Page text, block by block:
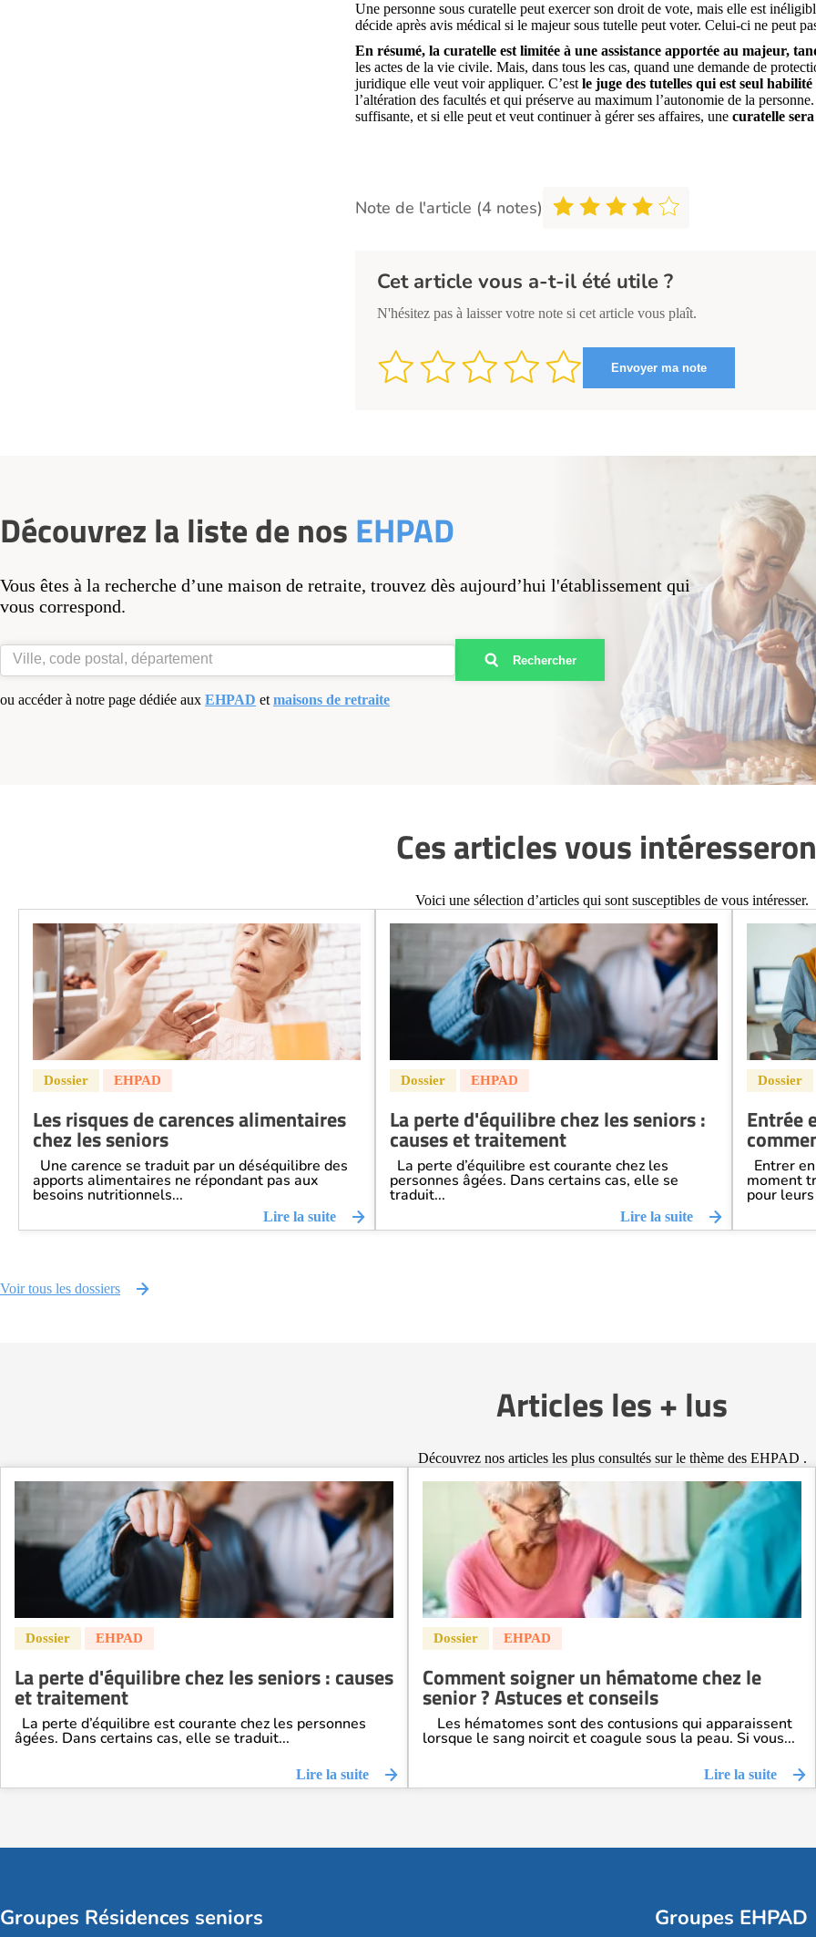
Une personne sous curatelle peut exercer son droit de vote, mais elle est
décide après avis médical si le majeur sous tutelle peut voter. Celui-ci ne peut
En résumé, la curatelle est limitée à une assistance apportée au majeur,
les actes de la vie civile. Mais, dans tous les cas, quand une demande de
juridique elle veut voir appliquer. C’est le juge des tutelles qui est seul
l’altération des facultés et qui préserve au maximum l’autonomie de la personne.
suffisante, et si elle peut et veut continuer à gérer ses affaires, une curatelle
Note de l'article (4 notes)
Cet article vous a-t-il été utile ?
N'hésitez pas à laisser votre note si cet article vous plaît.
Découvrez la liste de nos EHPAD
Vous êtes à la recherche d’une maison de retraite, trouvez dès aujourd’hui l'établissement qui
vous correspond.
Rechercher
ou accéder à notre page dédiée aux EHPAD et maisons de retraite
Ces articles vous
Voici une sélection d’articles qui sont susceptibles de vous intéresser.
Les risques de carences alimentaires
chez les seniors
Une carence se traduit par un déséquilibre des
apports alimentaires ne répondant pas aux
besoins nutritionnels...
Lire la suite
La perte d'équilibre chez les seniors :
causes et traitement
La perte d’équilibre est courante chez les
personnes âgées. Dans certains cas, elle se
traduit...
Lire la suite
Entrée
Entrer
moment
pour
Voir tous les dossiers
Articles les + lus
Découvrez nos articles les plus consultés sur le thème des EHPAD .
La perte d'équilibre chez les seniors : causes
et traitement
La perte d’équilibre est courante chez les personnes
âgées. Dans certains cas, elle se traduit...
Lire la suite
Comment soigner un hématome chez le
senior ? Astuces et conseils
Les hématomes sont des contusions qui apparaissent
lorsque le sang noircit et coagule sous la peau. Si vous...
Lire la suite
Groupes Résidences seniors Groupes EHPAD